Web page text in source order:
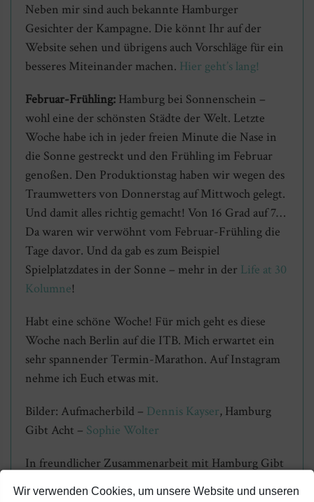
Wir verwenden Cookies, um unsere Website und unseren
Neben mir sind auch bekannte Hamburger
Gesichter der Kampagne. Die könnt Ihr auf der
Website sehen und übrigens auch Vorschläge für ein
besseres Miteinander machen. Hier geht’s lang!
Februar-Frühling: Hamburg bei Sonnenschein –
wohl eine der schönsten Städte der Welt. Letzte
Woche habe ich in jeder freien Minute die Nase in
die Sonne gestreckt und den Frühling im Februar
genoßen. Den Produktionstag haben wir wegen des
Traumwetters von Donnerstag auf Mittwoch gelegt.
Und damit alles richtig gemacht! Von 16 Grad auf 7…
Da waren wir verwöhnt vom Februar-Frühling die
Tage davor. Und da gab es zum Beispiel
Spielplatzdates in der Sonne – mehr in der Life at 30
Kolumne!
Habt eine schöne Woche! Für mich geht es diese
Woche nach Berlin auf die ITB. Mich erwartet ein
sehr spannender Termin-Marathon. Auf Instagram
nehme ich Euch etwas mit.
Bilder: Aufmacherbild – Dennis Kayser, Hamburg
Gibt Acht – Sophie Wolter
In freundlicher Zusammenarbeit mit Hamburg Gibt